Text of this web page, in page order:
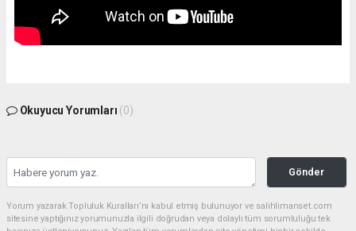
Okuyucu Yorumları (0)
Gönder
Yorum yazarak Topluluk Kuralları’nı kabul etmiş bulunuyor ve salihlimanset.com
sitesine yaptığınız yorumunuzla ilgili doğrudan veya dolaylı tüm sorumluluğu tek